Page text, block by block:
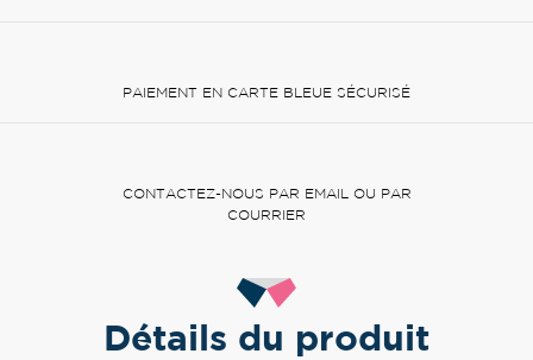
PAIEMENT EN CARTE BLEUE SÉCURISÉ
CONTACTEZ-NOUS PAR EMAIL OU PAR
COURRIER
Détails du produit